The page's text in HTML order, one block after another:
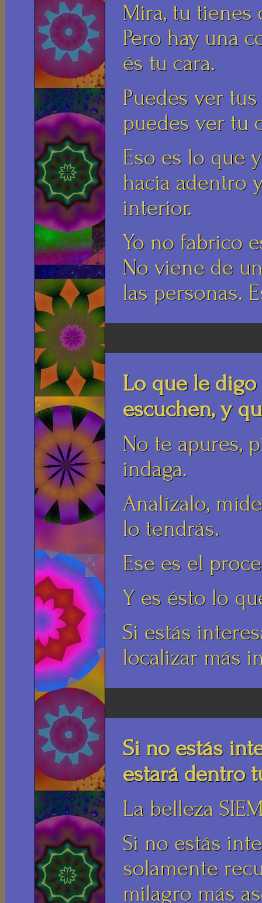
Mira, tu tienes
Pero hay una
és tu cara.
Puedes ver
puedes ver tu
Eso es lo que
hacia adentro
interior.
Yo no fabrico
No viene de
las personas.
Lo que le digo
escuchen, y
No te apures,
indaga.
Analízalo,
lo tendrás.
Ese es el
Y es ésto lo
Si estás
localizar más
Si no estás
estará dentro
La belleza
Si no estás
solamente
milagro más